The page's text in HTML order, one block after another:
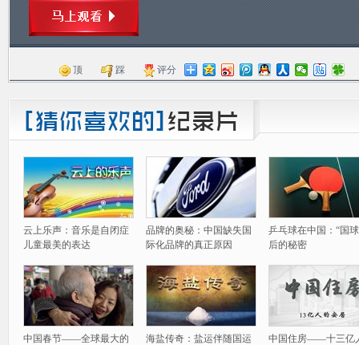
顶 踩 评分
云上乐声：音乐是自闭症
儿童最美的表达
品牌的奥秘：中国缺失国
际化品牌的真正原因
乒乓球在中国：“国
后的秘密
中国春节——全球最大的
海盐传奇：盐运伴随国运
中国住房——十三亿